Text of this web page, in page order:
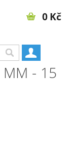
0 Kč
MM - 15